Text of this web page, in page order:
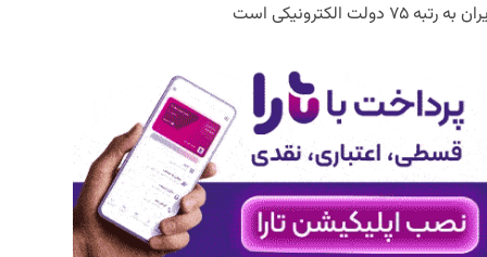
به رتبه ۷۵ دولت الکترونیکی است